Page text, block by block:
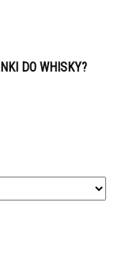
DO WHISKY?